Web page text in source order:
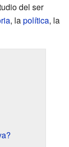
del ser
, lapolítica, la